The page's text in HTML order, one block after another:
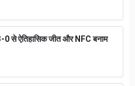
से ऐतिहासिक जीत और NFC बनाम